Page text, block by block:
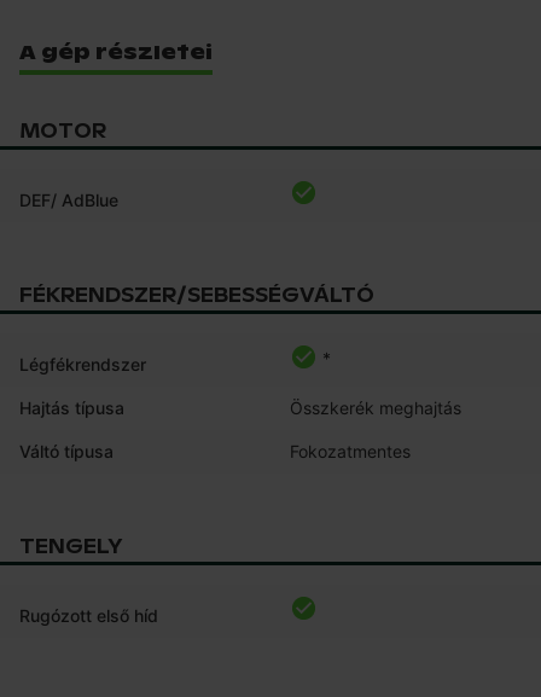
A gép részletei
MOTOR
DEF/ AdBlue
FÉKRENDSZER/SEBESSÉGVÁLTÓ
Légfékrendszer *
Hajtás típusa Összkerék meghajtás
Váltó típusa Fokozatmentes
TENGELY
Rugózott első híd